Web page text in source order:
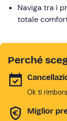
Naviga tra i
totale
Perché
Ok ti
Miglior